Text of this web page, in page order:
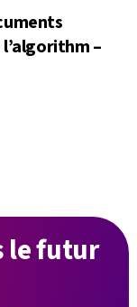
–
le futur